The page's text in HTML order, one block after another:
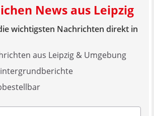
News aus Leipzig
wichtigsten Nachrichten direkt in
aus Leipzig & Umgebung